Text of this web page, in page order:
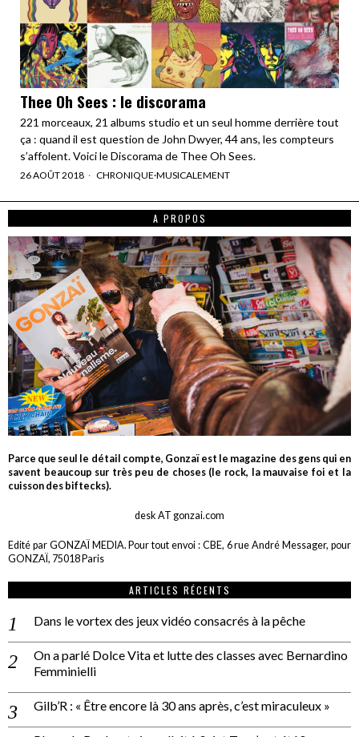
Thee Oh Sees : le discorama
221 morceaux, 21 albums studio et un seul homme derrière tout
ça : quand il est question de John Dwyer, 44 ans, les compteurs
s’affolent. Voici le Discorama de Thee Oh Sees.
26 AOÛT 2018 CHRONIQUE·MUSICALEMENT
A PROPOS
Parce que seul le détail compte, Gonzaï est le magazine des gens qui en
savent beaucoup sur très peu de choses (le rock, la mauvaise foi et la
cuisson des biftecks).
desk AT gonzai.com
Edité par GONZAÏ MEDIA. Pour tout envoi : CBE, 6 rue André Messager, pour
GONZAÏ, 75018 Paris
ARTICLES RÉCENTS
Dans le vortex des jeux vidéo consacrés à la pêche
On a parlé Dolce Vita et lutte des classes avec Bernardino
Femminielli
Gilb’R : « Être encore là 30 ans après, c’est miraculeux »